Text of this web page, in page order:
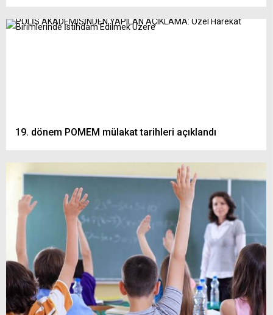
19. dönem POMEM mülakat tarihleri açıklandı